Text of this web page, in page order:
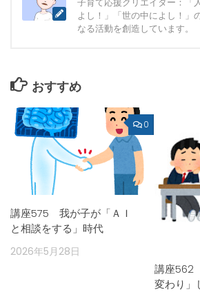
よし！」「世の中によし！
なる活動を創造しています。
おすすめ
0
講座575 我が子が「ＡＩ
と相談をする」時代
2026年5月28日
講座562
変わり」